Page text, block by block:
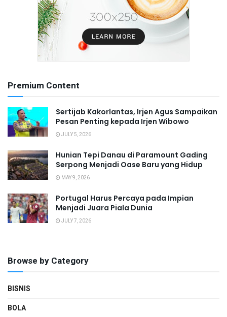
Premium Content
Sertijab Kakorlantas, Irjen Agus Sampaikan
Pesan Penting kepada Irjen Wibowo
JULY 5, 2026
Hunian Tepi Danau di Paramount Gading
Serpong Menjadi Oase Baru yang Hidup
MAY 9, 2026
Portugal Harus Percaya pada Impian
Menjadi Juara Piala Dunia
JULY 7, 2026
Browse by Category
BISNIS
BOLA